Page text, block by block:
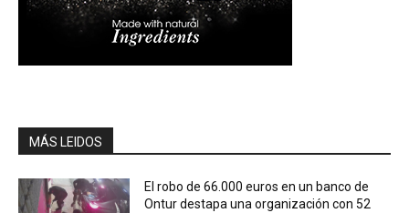
MÁS LEIDOS
El robo de 66.000 euros en un banco de
Ontur destapa una organización con 52